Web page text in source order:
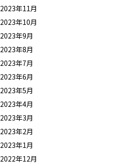
2023年11月
2023年10月
2023年9月
2023年8月
2023年7月
2023年6月
2023年5月
2023年4月
2023年3月
2023年2月
2023年1月
2022年12月